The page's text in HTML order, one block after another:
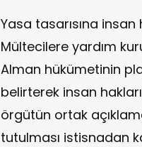
Yasa tasarısına
Mültecilere yardım
Alman hükümetinin
belirterek insan
örgütün ortak
tutulması istisnadan